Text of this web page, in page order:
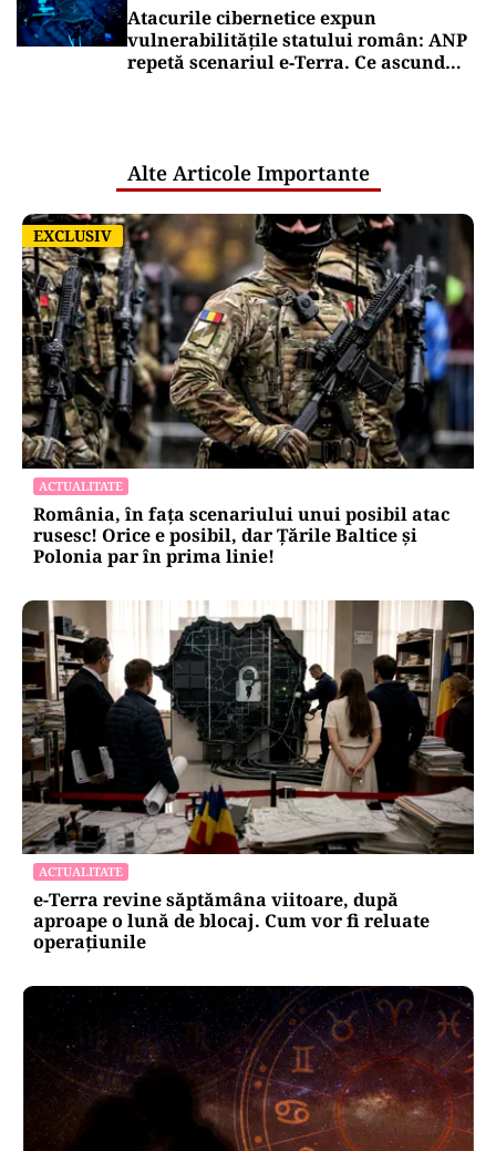
Atacurile cibernetice expun
vulnerabilitățile statului român: ANP
repetă scenariul e‑Terra. Ce ascund
Alte Articole Importante
EXCLUSIV
EXCLUSIV
ACTUALITATE
România, în fața scenariului unui posibil atac
rusesc! Orice e posibil, dar Țările Baltice și
Polonia par în prima linie!
ACTUALITATE
e-Terra revine săptămâna viitoare, după
aproape o lună de blocaj. Cum vor fi reluate
operațiunile